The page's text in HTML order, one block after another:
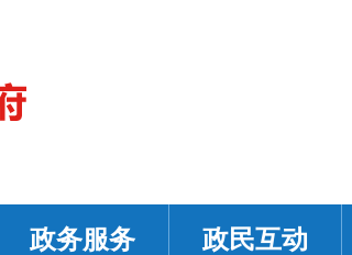
政务服务 政民互动